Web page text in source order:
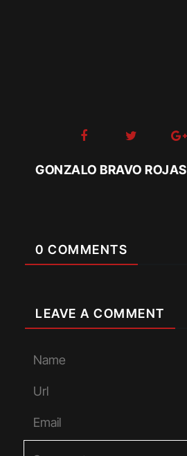
GONZALO BRAVO ROJAS
0 COMMENTS
LEAVE A COMMENT